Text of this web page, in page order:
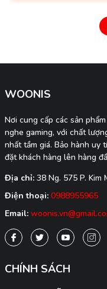
Restart máy (cho
nó sang tiếng anh.
WOONIS
Nơi cung cấp các sản
nghe gaming, với chất
nhất tầm giá. Bảo hành uy
đặt khách hàng lên hàng
Địa chỉ: 38 Ng. 575 P. Kim
Điện thoại: 0988955965
Email:
CHÍNH SÁCH